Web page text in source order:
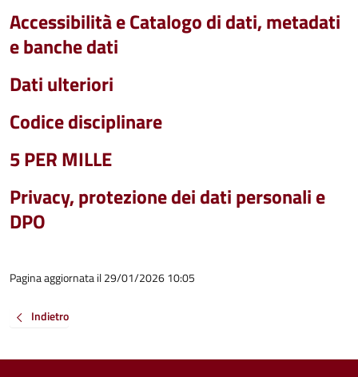
Accessibilità e Catalogo di dati, metadati
e banche dati
Dati ulteriori
Codice disciplinare
5 PER MILLE
Privacy, protezione dei dati personali e
DPO
Pagina aggiornata il 29/01/2026 10:05
Indietro